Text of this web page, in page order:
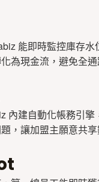
能即時監控庫存
為現金流，避免全
內建自動化帳務引
，讓加盟主願意共享